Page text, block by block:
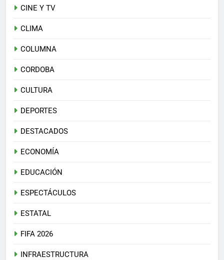
CINE Y TV
CLIMA
COLUMNA
CORDOBA
CULTURA
DEPORTES
DESTACADOS
ECONOMÍA
EDUCACIÓN
ESPECTÁCULOS
ESTATAL
FIFA 2026
INFRAESTRUCTURA